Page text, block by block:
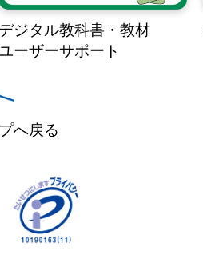
デジタル教科書・教材
ーザーサポート
へ戻る